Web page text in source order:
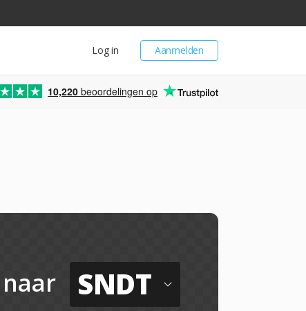
Aanmelden
Log in
10,220 beoordelingen op
naar SNDT